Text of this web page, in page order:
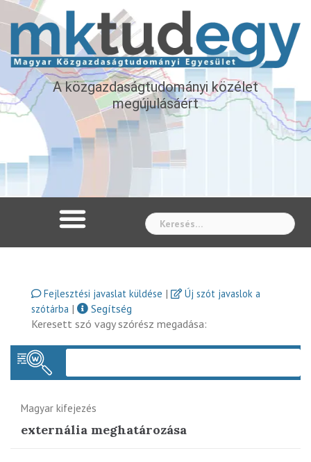
A közgazdaságtudományi közélet
megújulásáért
Fejlesztési javaslat küldése |
Új szót javaslok a
szótárba |
Segítség
Keresett szó vagy szórész megadása:
Magyar kifejezés
externália meghatározása